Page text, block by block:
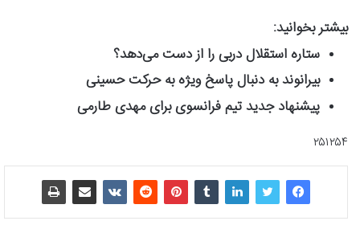
بیشتر بخوانید:
ستاره استقلال دربی را از دست می‌دهد؟
بیرانوند به دنبال پاسخ ویژه به حرکت حسینی
پیشنهاد جدید تیم فرانسوی برای مهدی طارمی
۲۵۱۲۵۴